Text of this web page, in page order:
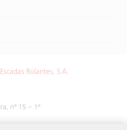
Rolantes, S.A.
nº 15 – 1º